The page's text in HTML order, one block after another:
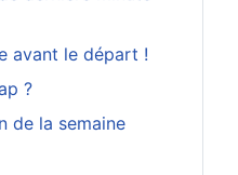
avant le départ !
?
de la semaine